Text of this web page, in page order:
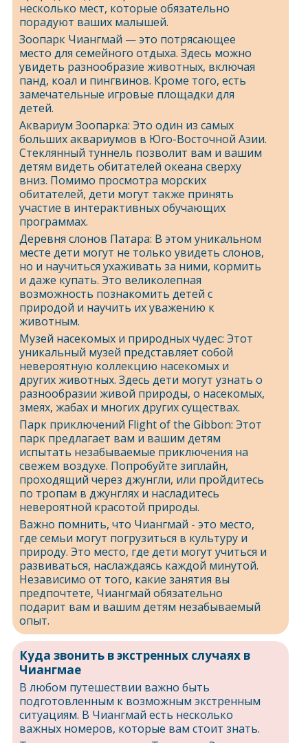
несколько мест, которые обязательно
порадуют ваших малышей.
Зоопарк Чиангмай — это потрясающее
место для семейного отдыха. Здесь можно
увидеть разнообразие животных, включая
панд, коал и пингвинов. Кроме того, есть
замечательные игровые площадки для
детей.
Аквариум Зоопарка: Это один из самых
больших аквариумов в Юго-Восточной Азии.
Стеклянный туннель позволит вам и вашим
детям видеть обитателей океана сверху
вниз. Помимо просмотра морских
обитателей, дети могут также принять
участие в интерактивных обучающих
программах.
Деревня слонов Патара: В этом уникальном
месте дети могут не только увидеть слонов,
но и научиться ухаживать за ними, кормить
и даже купать. Это великолепная
возможность познакомить детей с
природой и научить их уважению к
животным.
Музей насекомых и природных чудес: Этот
уникальный музей представляет собой
невероятную коллекцию насекомых и
других животных. Здесь дети могут узнать о
разнообразии живой природы, о насекомых,
змеях, жабах и многих других существах.
Парк приключений Flight of the Gibbon: Этот
парк предлагает вам и вашим детям
испытать незабываемые приключения на
свежем воздухе. Попробуйте зиплайн,
проходящий через джунгли, или пройдитесь
по тропам в джунглях и насладитесь
невероятной красотой природы.
Важно помнить, что Чиангмай - это место,
где семьи могут погрузиться в культуру и
природу. Это место, где дети могут учиться и
развиваться, наслаждаясь каждой минутой.
Независимо от того, какие занятия вы
предпочтете, Чиангмай обязательно
подарит вам и вашим детям незабываемый
опыт.
Куда звонить в экстренных случаях в
Чиангмае
В любом путешествии важно быть
подготовленным к возможным экстренным
ситуациям. В Чиангмай есть несколько
важных номеров, которые вам стоит знать.